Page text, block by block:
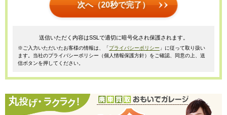
次へ（20秒で完了）
送信いただく内容はSSLで適切に暗号化され保護されます。
※ご入力いただいたお客様の情報は、「プライバシーポリシー 」に従って取り扱い
ます。当社のプライバシーポリシー（個人情報保護方針）をご確認、同意の上、送
信ボタンを押してください。